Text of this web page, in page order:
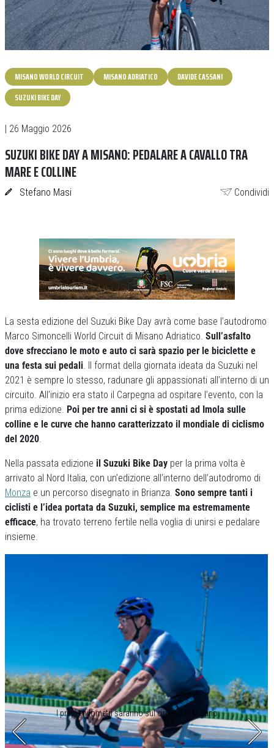
MISANO WORLD CIRCUIT MISANO ADRIATICO
DAVIDE CASSANI
SUZUKI BIKE DAY
| 26 Maggio 2026
SUZUKI BIKE DAY A MISANO: PEDALARE A CAVALLO TRA
MARE E COLLINE
Stefano Masi Condividi
La sesta edizione del Suzuki Bike Day avrà come base l’autodromo
Marco Simoncelli World Circuit di Misano Adriatico. Sull’asfalto
dove sfrecciano le moto e auto ci sarà spazio per le biciclette e
una festa sui pedali. Il format della giornata ideata da Suzuki nel
2021 è sempre lo stesso, radunare gli appassionati all’interno di un
circuito. All’inizio era stato il Carpegna ad ospitare l’evento, con la
prima edizione. Poi per tre anni ci si è spostati ad Imola sulle
colline e le curve che hanno caratterizzato il mondiale di ciclismo
del 2020.
Nella passata edizione il Suzuki Bike Day per la prima volta è
arrivato al Nord Italia, con un’edizione all’interno dell’autodromo di
Monza e un percorso disegnato in Brianza. Sono sempre tanti i
ciclisti e l’idea portata da Suzuki, semplice ma estremamente
efficace, ha trovato terreno fertile nella voglia di unirsi e pedalare
insieme.
I primi chilometri saranno sul circuito di Misano